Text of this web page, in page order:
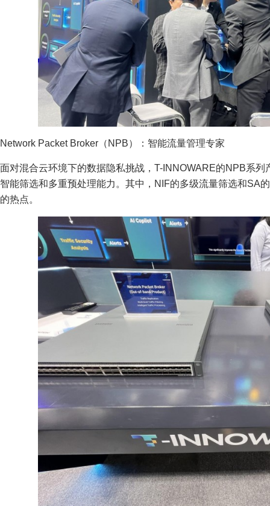
Network Packet Broker（NPB）：智能流量管理专家
面对混合云环境下的数据隐私挑战，T-INNOWARE的NPB系
智能筛选和多重预处理能力。其中，NIF的多级流量筛选和SA
的热点。